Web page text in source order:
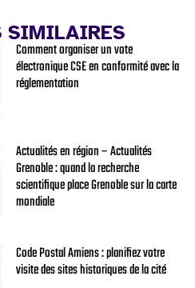
SIMILAIRES
Comment organiser un vote
électronique CSE en conformité avec la
réglementation
Actualités en région – Actualités
Grenoble : quand la recherche
scientifique place Grenoble sur la carte
mondiale
Code Postal Amiens : planifiez votre
visite des sites historiques de la cité